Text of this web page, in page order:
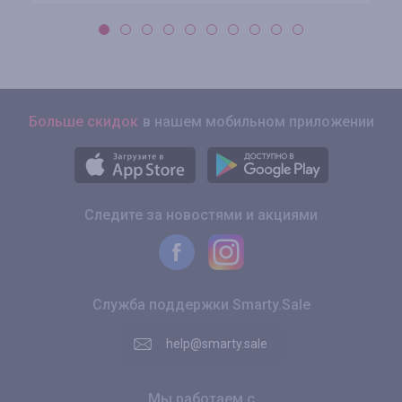
Больше скидок в нашем мобильном приложении
Следите за новостями и акциями
Служба поддержки Smarty.Sale
help@smarty.sale